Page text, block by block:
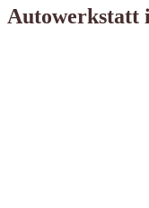
Autowerkstatt